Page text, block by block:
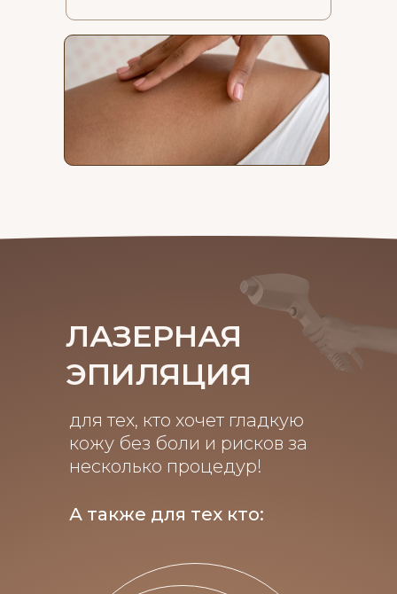
Записаться
для тех, кто хочет гладкую
кожу без боли и рисков за
несколько процедур!
ЛАЗЕРНАЯ
ЭПИЛЯЦИЯ
А также для тех кто: